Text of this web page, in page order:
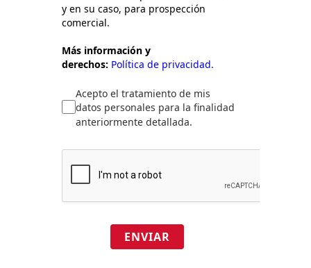
y en su caso, para prospección
comercial.
Más información y
derechos: Política de privacidad.
Acepto el tratamiento de mis
datos personales para la finalidad
anteriormente detallada.
ENVIAR